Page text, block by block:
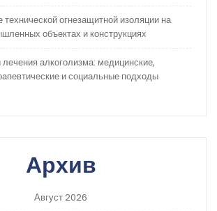
огнезащитной изоляции на
объектах и конструкциях
алкоголизма: медицинские,
и социальные подходы
Архив
Август 2026